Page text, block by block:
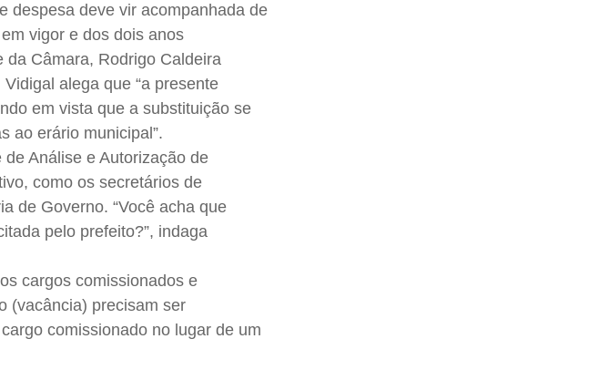
despesa deve vir acompanhada de
vigor e dos dois anos
da Câmara, Rodrigo Caldeira
alega que “a presente
em vista que a substituição se
ao erário municipal”.
Análise e Autorização de
como os secretários de
de Governo. “Você acha que
pelo prefeito?”, indaga
cargos comissionados e
(vacância) precisam ser
comissionado no lugar de um